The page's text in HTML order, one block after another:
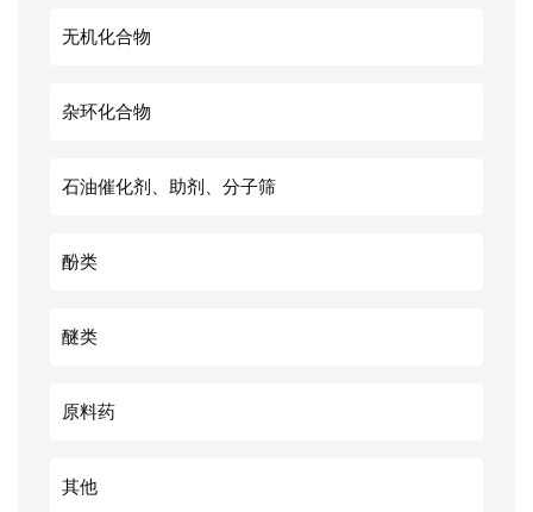
无机化合物
杂环化合物
石油催化剂、助剂、分子筛
酚类
醚类
原料药
其他